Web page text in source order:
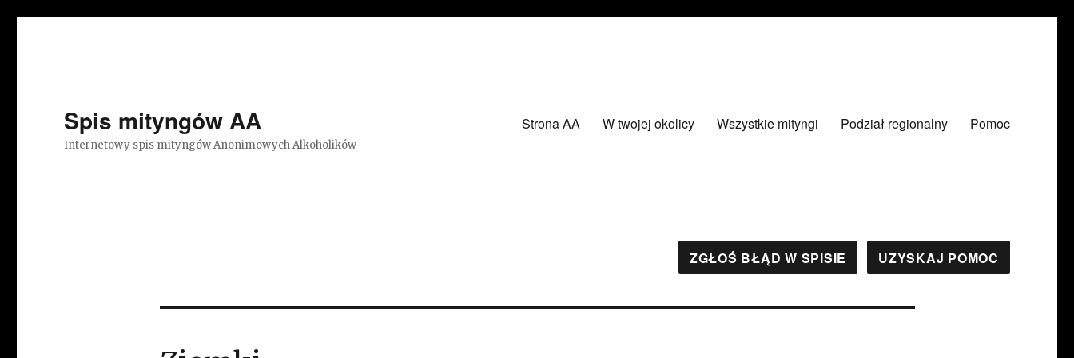
Spis mityngów AA
Internetowy spis mityngów Anonimowych Alkoholików
Strona AA W twojej okolicy Wszystkie mityngi Podział regionalny Pomoc
ZGŁOŚ BŁĄD W SPISIE UZYSKAJ POMOC